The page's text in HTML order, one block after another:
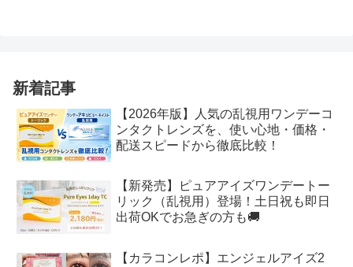
新着記事
【2026年版】人気の乱視用ワンデーコ
ンタクトレンズを、使い心地・価格・
配送スピードから徹底比較！
【新発売】ピュアアイズワンデートー
リック（乱視用）登場！土日祝も即日
出荷OKでお急ぎの方も🚚
【カラコンレポ】エンジェルアイズ2